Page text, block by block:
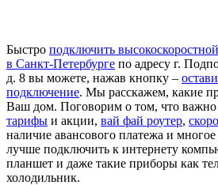
Быстро подключить
в Санкт-Петербурге по адресу г.
д. 8 вы можете, нажав кнопку –
подключение. Мы расскажем, какие
Ваш дом. Поговорим о том, что
тарифы и акции, вай фай роутер,
наличие авансового платежа и
лучше подключить к интернету
планшет и даже такие приборы как
холодильник.